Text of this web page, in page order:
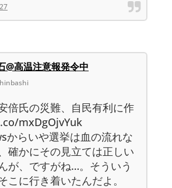
@高温注意報発令中
倍氏の災難、自民有利に作
mxDgOjvYuk
からいや選挙は血の流れな
確かにその見立ては正しい
が、ですがね…。そういう
こに行き着いたんだよ。